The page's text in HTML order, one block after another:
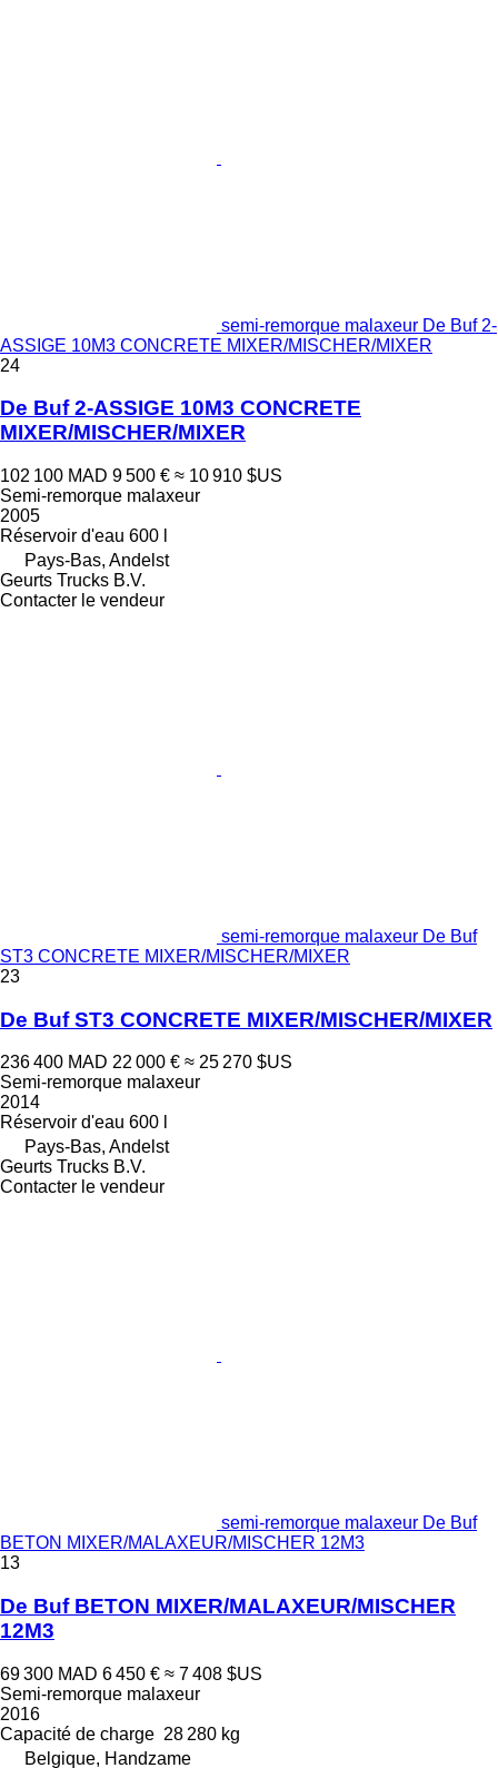
semi-remorque malaxeur De Buf 2-
ASSIGE 10M3 CONCRETE MIXER/MISCHER/MIXER
24
De Buf 2-ASSIGE 10M3 CONCRETE
MIXER/MISCHER/MIXER
102 100 MAD 9 500 € ≈ 10 910 $US
Semi-remorque malaxeur
2005
Réservoir d'eau 600 l
Pays-Bas, Andelst
Geurts Trucks B.V.
Contacter le vendeur
semi-remorque malaxeur De Buf
ST3 CONCRETE MIXER/MISCHER/MIXER
23
De Buf ST3 CONCRETE MIXER/MISCHER/MIXER
236 400 MAD 22 000 € ≈ 25 270 $US
Semi-remorque malaxeur
2014
Réservoir d'eau 600 l
Pays-Bas, Andelst
Geurts Trucks B.V.
Contacter le vendeur
semi-remorque malaxeur De Buf
BETON MIXER/MALAXEUR/MISCHER 12M3
13
De Buf BETON MIXER/MALAXEUR/MISCHER
12M3
69 300 MAD 6 450 € ≈ 7 408 $US
Semi-remorque malaxeur
2016
Capacité de charge 28 280 kg
Belgique, Handzame